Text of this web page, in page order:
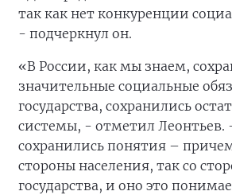
так как нет конкуренции
- подчеркнул он.
«В России, как мы знаем,
значительные социальные
государства, сохранились
системы, - отметил Леонтьев.
сохранились понятия –
стороны населения, так со
государства, и оно это